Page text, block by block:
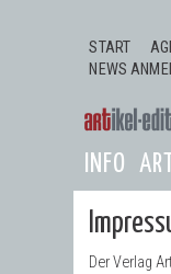
START
NEWS
INFO
Der Verlag